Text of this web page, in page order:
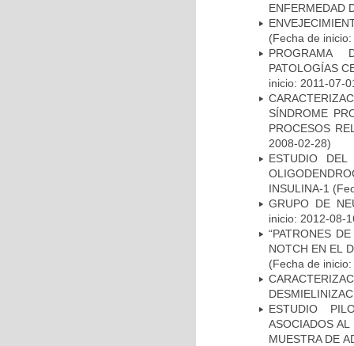
ENFERMEDAD
(Fecha de
PROGRAMA
PATOLOGÍAS
inicio: 2011-07-
SÍNDROME
PROCESOS
2008-02-28)
ESTUDIO
INSULINA-1
GRUPO DE
inicio: 2012-08-
“PATRONES
NOTCH EN EL
(Fecha de
ESTUDIO
ASOCIADOS
MUESTRA DE